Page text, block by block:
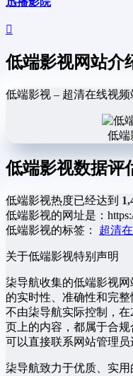
低端影视网站介
低端影视 – 超清在线视频
低端
低端影视数据评
低端影视热度已经达到
低端影视的网址是：
低端影视的标签： 超清
关于低端影视特别声明
柒导航收集的低端影视
的实时性、准确性和完
不由柒导航实际控制，在
页上的内容，都属于合规
可以直接联系网站管理员
柒导航致力于优质、实用